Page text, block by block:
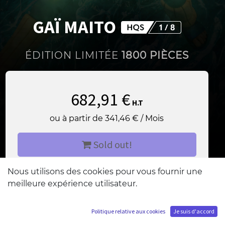
GAÏ MAITO
ÉDITION LIMITÉE 1800 PIÈCES
682,91 € H.T
ou à partir de341,46 € / Mois
Sold out!
M'ajouter à la liste d'attente
Nous utilisons des cookies pour vous fournir une
meilleure expérience utilisateur.
Politique relative aux cookies Je suis d'accord